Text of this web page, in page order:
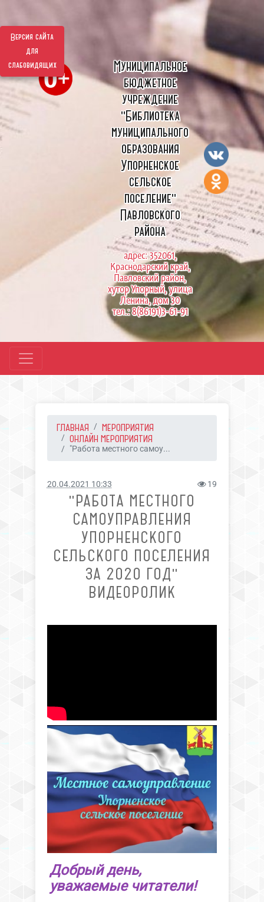
Версия сайта
для
слабовидящих
Муниципальное
бюджетное
учреждение
"Библиотека
муниципального
образования
Упорненское
сельское
поселение"
Павловского
района
адрес: 352061,
Краснодарский край,
Павловский район,
хутор Упорный, улица
Ленина, дом 30
тел.: 8(86191)3-61-91
ГЛАВНАЯ
МЕРОПРИЯТИЯ
ОНЛАЙН МЕРОПРИЯТИЯ
"Работа местного самоу...
20.04.2021 10:33 19
"РАБОТА МЕСТНОГО
САМОУПРАВЛЕНИЯ
УПОРНЕНСКОГО
СЕЛЬСКОГО ПОСЕЛЕНИЯ
ЗА 2020 ГОД"
ВИДЕОРОЛИК
Добрый день,
уважаемые читатели!